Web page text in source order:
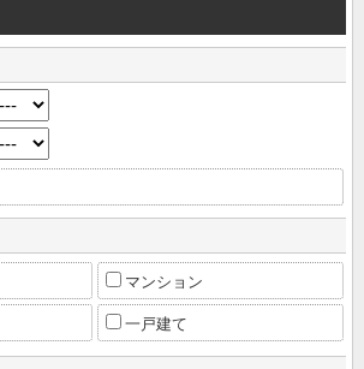
マンション
一戸建て